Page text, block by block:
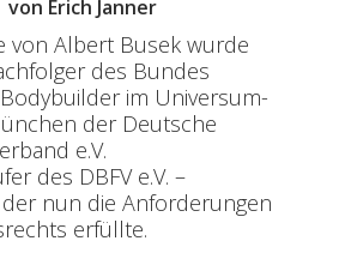
von Erich Janner
von Albert Busek wurde
des Bundes
im Universum-
der Deutsche
e.V.
des DBFV e.V. –
nun die Anforderungen
erfüllte.